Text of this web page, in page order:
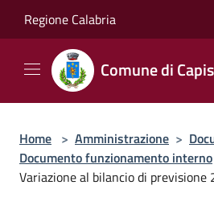
Regione Calabria
Comune di
Home > Amministrazione >
Documento funzionamento interno
Variazione al bilancio di